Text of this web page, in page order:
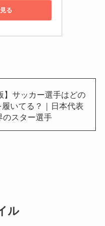
る
】サッカー選手はどの
履いてる？｜日本代表
のスター選手
ル